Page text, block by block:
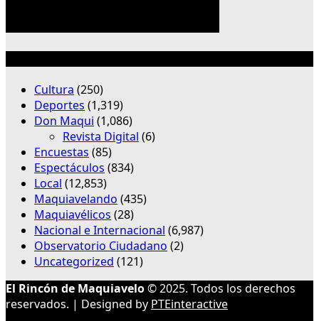
Cultura (250)
Deportes (1,319)
Don Maqui (1,086)
Revista Digital (6)
Encuestas (85)
Espectáculos (834)
Local (12,853)
Maquiavelando (435)
Maquiavélicos (28)
Nacional e Internacional (6,987)
Observatorio Ciudadano (2)
Uncategorized (121)
El Rincón de Maquiavelo© 2025. Todos los derechos
reservados. | Designed by PTEinteractive